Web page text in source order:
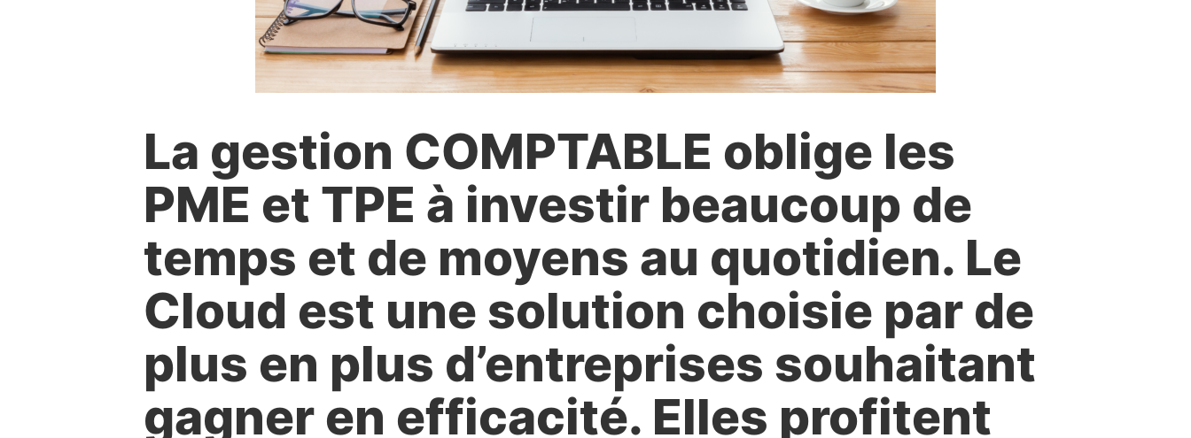
La gestion COMPTABLE oblige les
PME et TPE à investir beaucoup de
temps et de moyens au quotidien. Le
Cloud est une solution choisie par de
plus en plus d’entreprises souhaitant
gagner en efficacité. Elles profitent